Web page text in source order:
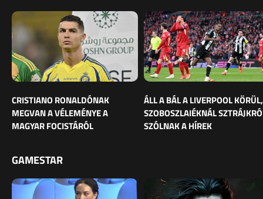
CRISTIANO RONALDÓNAK
MEGVAN A VÉLEMÉNYE A
MAGYAR FOCISTÁRÓL
ÁLL A BÁL A LIVERPOOL KÖRÜL,
SZOBOSZLAIÉKNÁL
SZÓLNAK A HÍREK
GAMESTAR